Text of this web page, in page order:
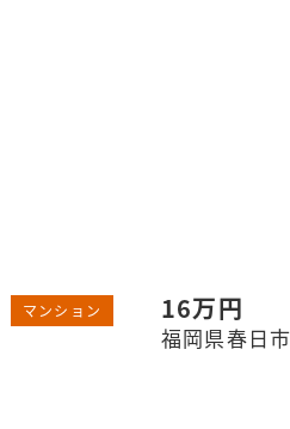
マンション 16万円
福岡県春日